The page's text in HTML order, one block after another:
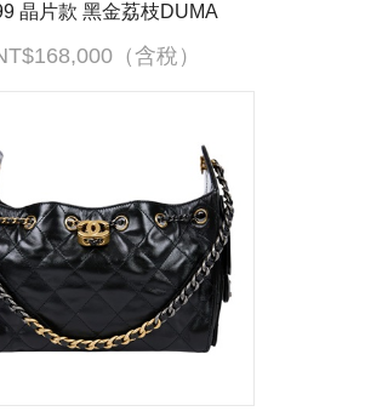
晶片款 黑金荔枝DUMA
原廠盒子/防塵袋
（含稅）